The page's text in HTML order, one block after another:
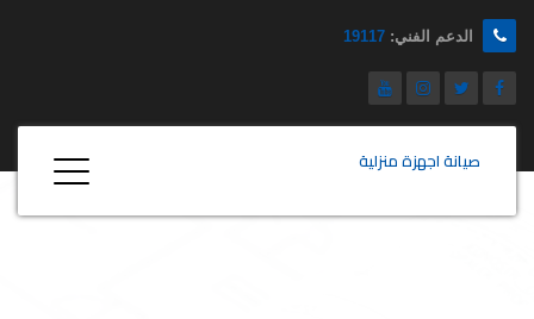
الدعم الفني: 19117
صيانة اجهزة منزلية